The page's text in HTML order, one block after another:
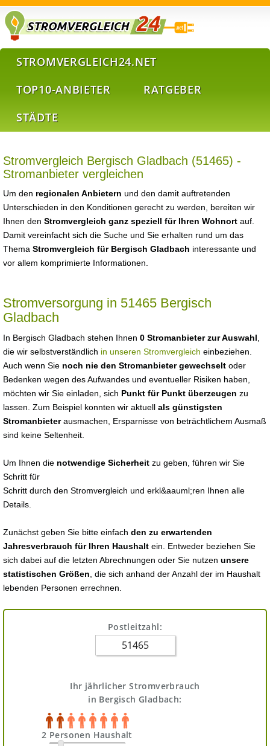
STROMVERGLEICH24.NET
TOP10-ANBIETER
RATGEBER
STÄDTE
Stromvergleich Bergisch Gladbach (51465) -
Stromanbieter vergleichen
Um den regionalen Anbietern und den damit auftretenden
Unterschieden in den Konditionen gerecht zu werden, bereiten wir
Ihnen den Stromvergleich ganz speziell für Ihren Wohnort auf.
Damit vereinfacht sich die Suche und Sie erhalten rund um das
Thema Stromvergleich für Bergisch Gladbach interessante und
vor allem komprimierte Informationen.
Stromversorgung in 51465 Bergisch
Gladbach
In Bergisch Gladbach stehen Ihnen 0 Stromanbieter zur Auswahl
die wir selbstverständlich in unseren Stromvergleich einbeziehen.
Auch wenn Sie noch nie den Stromanbieter gewechselt oder
Bedenken wegen des Aufwandes und eventueller Risiken haben,
möchten wir Sie einladen, sich Punkt für Punkt überzeugen zu
lassen. Zum Beispiel konnten wir aktuell als günstigsten
Stromanbieterausmachen, Ersparnisse von beträchtlichem Ausmaß
sind keine Seltenheit.
Um Ihnen die notwendige Sicherheit zu geben, führen wir Sie
Schritt für
Schritt durch den Stromvergleich und erkl&aauml;ren Ihnen alle
Details.
Zunächst geben Sie bitte einfach den zu erwartenden
Jahresverbrauch für Ihren Haushalt ein. Entweder beziehen Sie
sich dabei auf die letzten Abrechnungen oder Sie nutzen unsere
statistischen Größen , die sich anhand der Anzahl der im Haushalt
lebenden Personen errechnen.
Postleitzahl:
Ihr jährlicher Stromverbrauch
in Bergisch Gladbach:
2 Personen Haushalt